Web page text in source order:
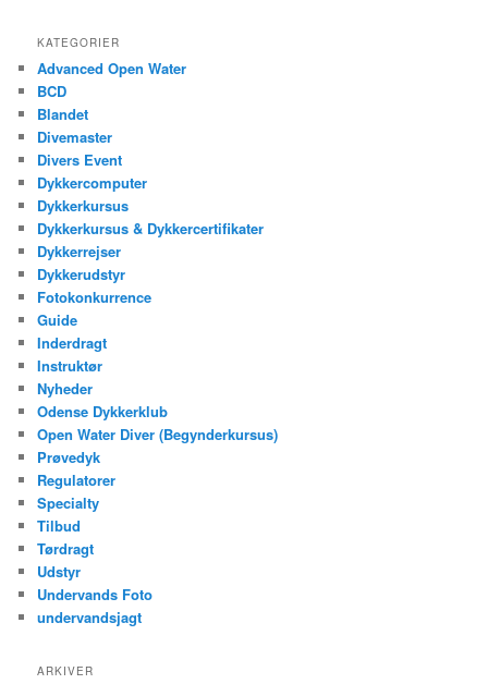
KATEGORIER
Advanced Open Water
BCD
Blandet
Divemaster
Divers Event
Dykkercomputer
Dykkerkursus
Dykkerkursus & Dykkercertifikater
Dykkerrejser
Dykkerudstyr
Fotokonkurrence
Guide
Inderdragt
Instruktør
Nyheder
Odense Dykkerklub
Open Water Diver (Begynderkursus)
Prøvedyk
Regulatorer
Specialty
Tilbud
Tørdragt
Udstyr
Undervands Foto
undervandsjagt
ARKIVER